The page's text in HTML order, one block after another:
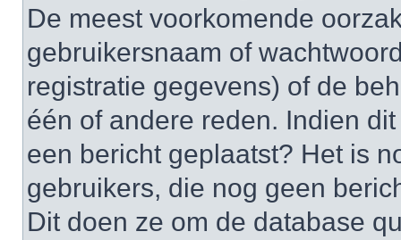
De meest voorkomende
gebruikersnaam of
registratie gegevens) of de
één of andere reden. Indien
een bericht geplaatst? Het is
gebruikers, die nog geen
Dit doen ze om de database